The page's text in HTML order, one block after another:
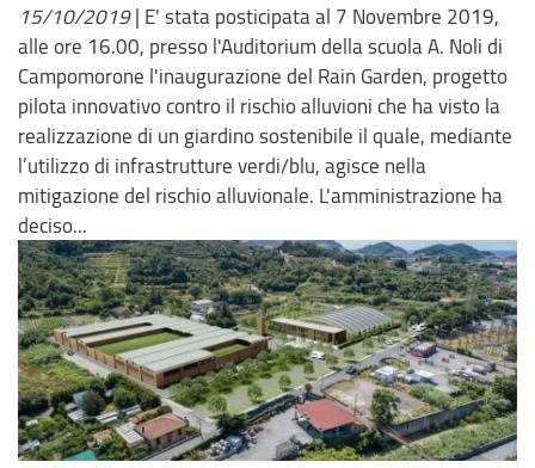
15/10/2019| E' stata posticipata al 7 Novembre 2019,
alle ore 16.00, presso l'Auditorium della scuola A. Noli di
Campomorone l'inaugurazione del Rain Garden, progetto
pilota innovativo contro il rischio alluvioni che ha visto la
realizzazione di un giardino sostenibile il quale, mediante
l’utilizzo di infrastrutture verdi/blu, agisce nella
mitigazione del rischio alluvionale. L'amministrazione ha
deciso...